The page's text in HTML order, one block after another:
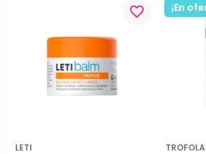
favorite_border
LETI
¡En